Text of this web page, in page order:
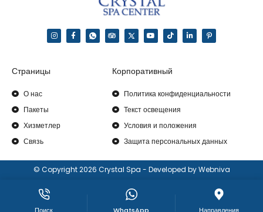
Страницы
О нас
Пакеты
Хизметлер
Связь
Корпоративный
Политика конфиденциальности
Текст освещения
Условия и положения
Защита персональных данных
© Copyright 2026 Crystal Spa - Developed by Webniva